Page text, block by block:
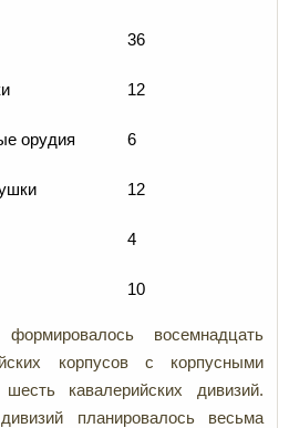
36
12
орудия 6
12
4
10
восемнадцать
корпусов с корпусными
кавалерийских дивизий.
планировалось весьма